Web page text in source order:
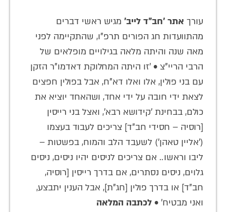
עורך אתר 'חב"ד לייב' מגיש ראשי דברים
מהתוועדות חג הפורים תרפ"ו, שהתקיימה לפני
מאה שנה והיתה מלאה בגילויים מופלאים של
הרבי הריי"צ • 'זו היתה המחלוקת דאדמו"ר הזקן
עם בני פולין, אלו ואלו דא"ח, אבל בפולין חפצים
לצאת ידי חובה על ידי אחד, ושהאחד יוציא את
כולם, בבחינת 'קידושא רבא', ואצל בני רייסין
[רוסיה – חסידי חב"ד] צריכים לעבוד בעצמו
('אליין טאהן') לשעבד הלב והמוח, בפשטות –
ליבו וראשו.. אם צריכים לניסים יהיו ניסים, ניסים
גלוים, ניסים נסתרים, אם בדרך רייסין [רוסיה,
חב"ד] או בדרך פולין [חג"ת], אבל הענין יתבצע,
ואני מבטיח' • לכתבה המלאה